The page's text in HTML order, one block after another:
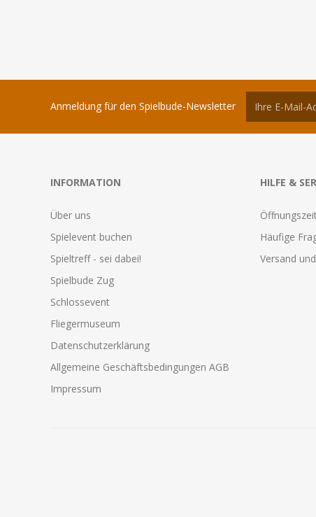
Anmeldung für den Spielbude-Newsletter
INFORMATION
Über uns
Spielevent buchen
Spieltreff - sei dabei!
Spielbude Zug
Schlossevent
Fliegermuseum
Datenschutzerklärung
Allgemeine Geschäftsbedingungen AGB
Impressum
HILFE &
Häufige
Versand